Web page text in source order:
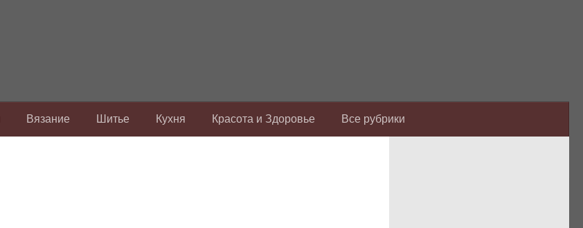
Вязание Шитье Кухня Красота и Здоровье Все рубрики